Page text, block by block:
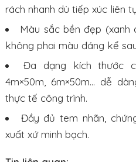
rách nhanh dù tiếp xúc liên
Màu sắc bền đẹp (xanh
không phai màu đáng kể
Đa dạng kích thước
4m×50m, 6m×50m… dễ
thực tế công trình.
Đầy đủ tem nhãn,
xuất xứ minh bạch.